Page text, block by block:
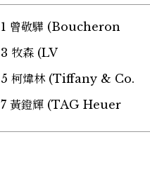
1 曾敬驊 (Boucheron
3 牧森 (LV
5 柯煒林 (Tiffany & Co.
7 黃鐙輝 (TAG Heuer